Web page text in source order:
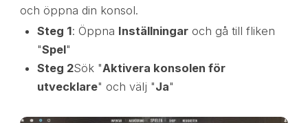
och öppna din konsol.
Steg 1: Öppna Inställningaroch gå till fliken
"Spel"
Steg 2Sök "Aktivera konsolen för
utvecklare" och välj "Ja"